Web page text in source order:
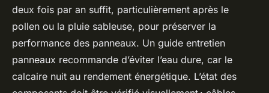
deux fois par an suffit, particulièrement après le
pollen ou la pluie sableuse, pour préserver la
performance des panneaux. Un guide entretien
panneaux recommande d’éviter l’eau dure, car le
calcaire nuit au rendement énergétique. L’état des